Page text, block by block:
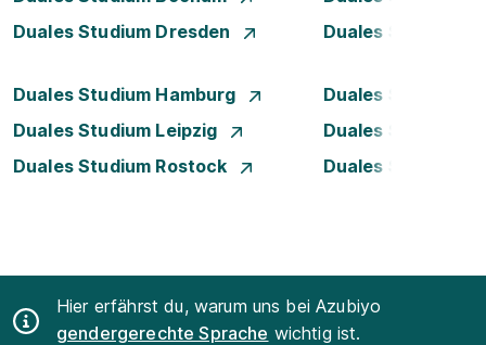
Duales Studium Dresden
Duales Studium
Duales Studium Hamburg
Duales Studium
Duales Studium Leipzig
Duales Studium
Duales Studium Rostock
Duales Studium
Hier erfährst du, warum uns bei Azubiyo
gendergerechte Sprache wichtig ist.